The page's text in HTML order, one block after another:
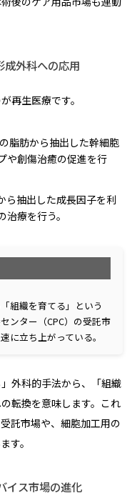
成外科への応用
再生医療です。
脂肪から抽出した幹細胞
や創傷治癒の促進を行
ら抽出した成長因子を利
療を行う。
組織を育てる」という
ンター（CPC）の受託市
に立ち上がっている。
外科的手法から、「組織
転換を意味します。これ
託市場や、細胞加工用の
す。
イス市場の進化